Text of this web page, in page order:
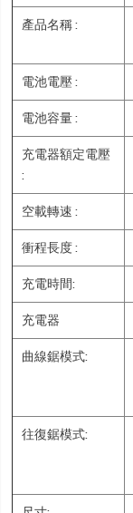
產品名稱 :
電池電壓 :
電池容量 :
充電器額定電壓
:
空載轉速 :
衝程長度 :
充電時間:
充電器
曲線鋸模式:
往復鋸模式: